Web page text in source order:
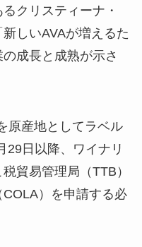
クリスティーナ・
しいAVAが増えるた
成長と成熟が示さ
原産地としてラベル
29日以降、ワイナリ
貿易管理局（TTB）
）を申請する必